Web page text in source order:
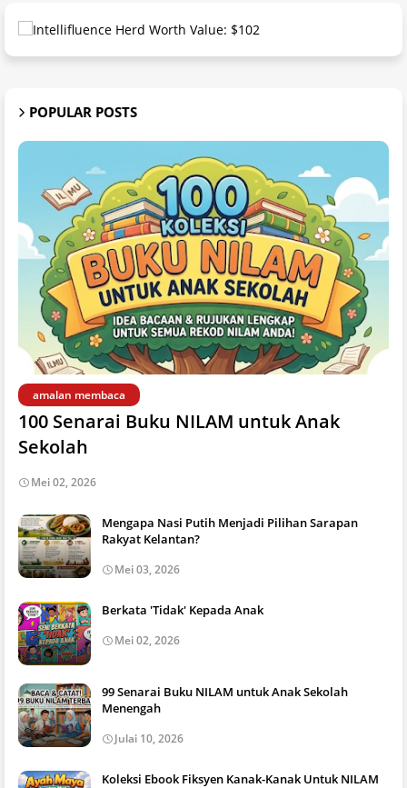
POPULAR POSTS
amalan membaca
100 Senarai Buku NILAM untuk Anak
Sekolah
Mei 02, 2026
Mengapa Nasi Putih Menjadi Pilihan Sarapan
Rakyat Kelantan?
Mei 03, 2026
Berkata 'Tidak' Kepada Anak
Mei 02, 2026
99 Senarai Buku NILAM untuk Anak Sekolah
Menengah
Julai 10, 2026
Koleksi Ebook Fiksyen Kanak-Kanak Untuk NILAM